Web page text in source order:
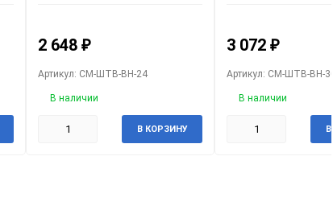
2 648 ₽
Артикул: CM-ШТВ-ВН-24
В наличии
В КОРЗИНУ
3 072 ₽
Артикул: CM-ШТВ-ВН-
В наличии